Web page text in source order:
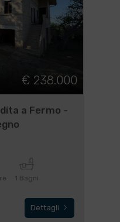
€ 238.000
a Fermo -
1 Bagni
Dettagli